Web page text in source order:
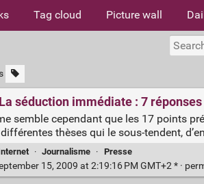
Tag cloud Picture wall
La séduction immédiate : 7
semble cependant que les 17 points
thèses qui le sous-tendent,
· Journalisme · Presse
15, 2009 at 2:19:16 PM GMT+2 * ·